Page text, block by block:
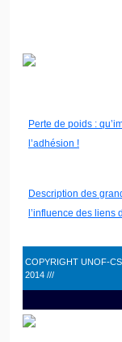
Perte de poids :
l’adhésion !
Description des
l’influence des liens
COPYRIGHT UNOF-
2014 ///